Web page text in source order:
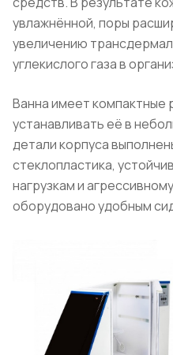
увлажнённой, поры
увеличению
углекислого газа в
Ванна имеет компактные
устанавливать её в
детали корпуса
стеклопластика,
нагрузкам и
оборудовано удобным